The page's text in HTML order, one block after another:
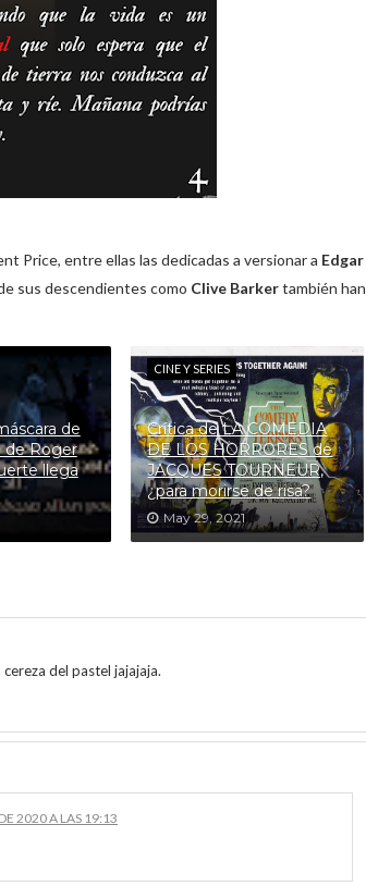
Price, entre ellas las dedicadas a versionar a Edgar
sus descendientes como Clive Barkertambién han
de
de Roger
llega
CINE Y SERIES
Crítica de LA COMEDIA
DE LOS HORRORES de
JACQUES TOURNEUR,
¿para morirse de risa?
May 29, 2021
del pastel jajajaja.
2020 A LAS 19:13